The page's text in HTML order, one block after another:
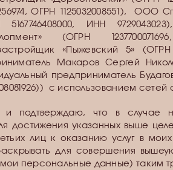
ОГРН 1125032008551), ООО
5167746408000, ИНН
(ОГРН
«Пыжевский 5» (ОГРН
Макаров Сергей
предприниматель
с использованием
подтверждаю, что в случае
достижения указанных выше
лиц к оказанию услуг в
для совершения
персональные данные) таким